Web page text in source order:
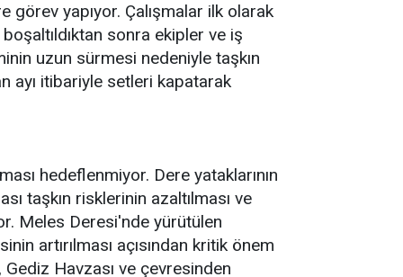
yapıyor. Çalışmalar ilk olarak
sonra ekipler ve iş
uzun sürmesi nedeniyle taşkın
ayı itibariyle setleri kapatarak
hedeflenmiyor. Dere yataklarının
taşkın risklerinin azaltılması ve
Meles Deresi'nde yürütülen
artırılması açısından kritik önem
Gediz Havzası ve çevresinden